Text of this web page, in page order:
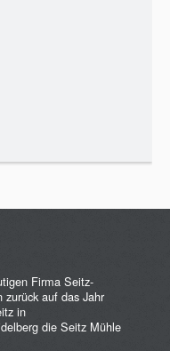
Firma Seitz-
zurück auf das Jahr
in
die Seitz Mühle